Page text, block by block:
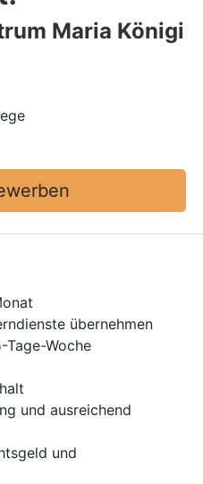
Maria Königi
übernehmen
Tage-Woche
und ausreichend
und